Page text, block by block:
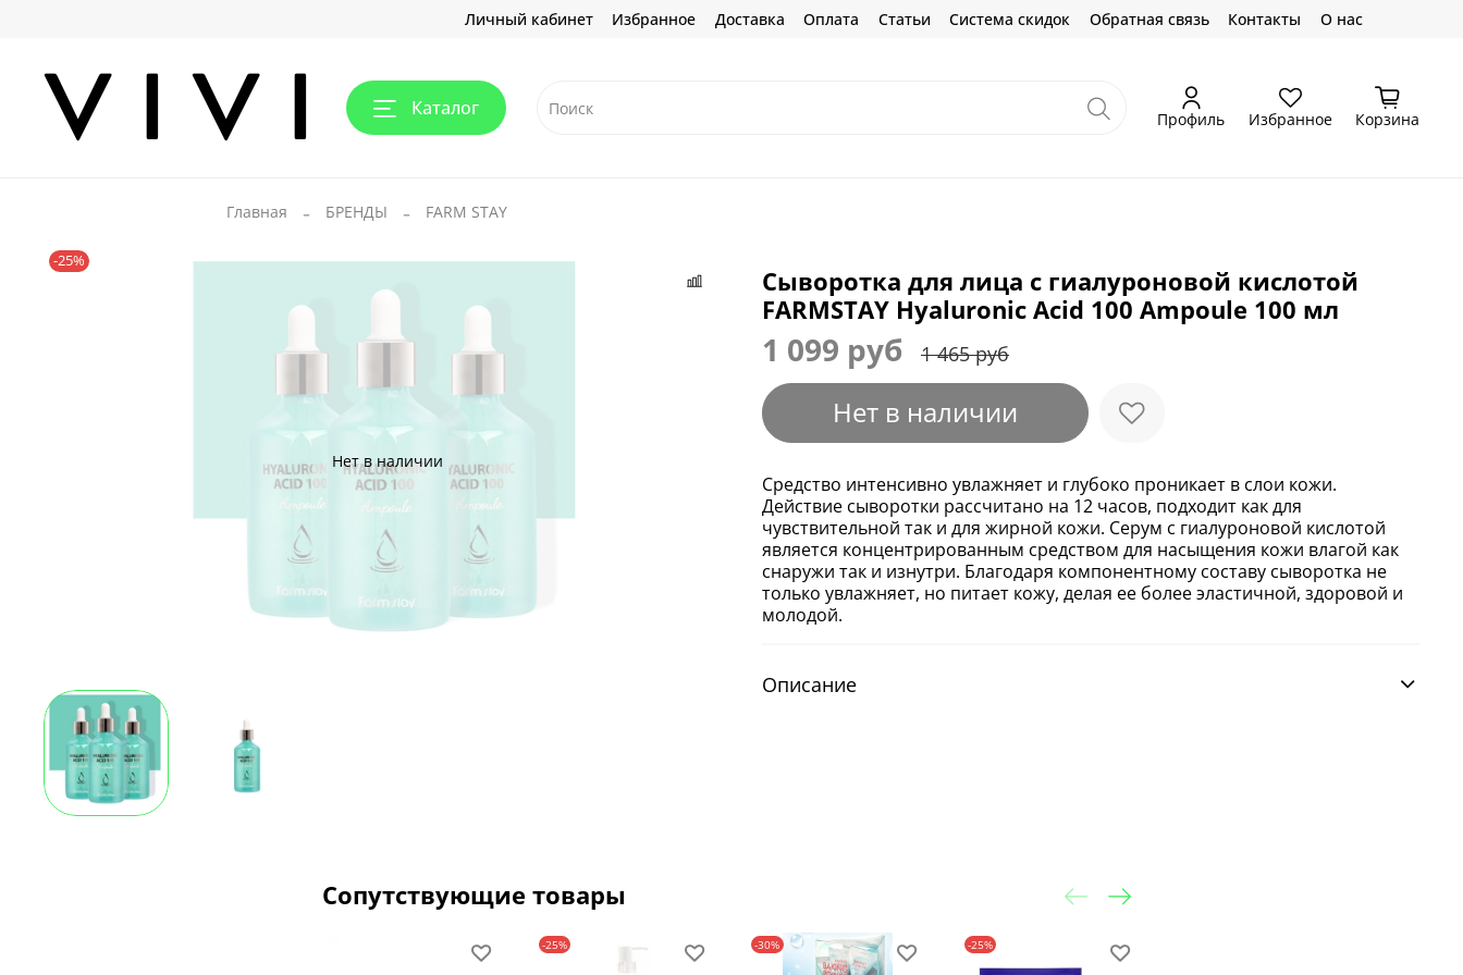
Личный кабинет Избранное Доставка Оплата Статьи Система скидок Обратная связь Контакты О нас
Каталог Профиль Избранное Корзина
Главная БРЕНДЫ FARM STAY
Нет в наличии
-25%
Сыворотка для лица с гиалуроновой кислотой
FARMSTAY Hyaluronic Acid 100 Ampoule 100 мл
1 099 руб 1 465 руб
Нет в наличии
Средство интенсивно увлажняет и глубоко проникает в слои кожи.
Действие сыворотки рассчитано на 12 часов, подходит как для
чувствительной так и для жирной кожи. Серум с гиалуроновой кислотой
является концентрированным средством для насыщения кожи влагой как
снаружи так и изнутри. Благодаря компонентному составу сыворотка не
только увлажняет, но питает кожу, делая ее более эластичной, здоровой и
молодой.
Описание
Сопутствующие товары
-25% -30% -25%